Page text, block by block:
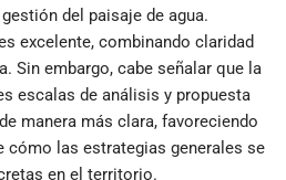
del paisaje de agua.
excelente, combinando claridad
Sin embargo, cabe señalar que la
escalas de análisis y propuesta
manera más clara, favoreciendo
cómo las estrategias generales se
en el territorio.